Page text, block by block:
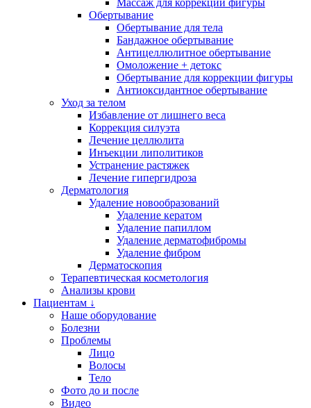
Массаж для коррекции фигуры
Обертывание
Обертывание для тела
Бандажное обертывание
Антицеллюлитное обертывание
Омоложение + детокс
Обертывание для коррекции фигуры
Антиоксидантное обертывание
Уход за телом
Избавление от лишнего веса
Коррекция силуэта
Лечение целлюлита
Инъекции липолитиков
Устранение растяжек
Лечение гипергидроза
Дерматология
Удаление новообразований
Удаление кератом
Удаление папиллом
Удаление дерматофибромы
Удаление фибром
Дерматоскопия
Терапевтическая косметология
Анализы крови
Пациентам ↓
Наше оборудование
Болезни
Проблемы
Лицо
Волосы
Тело
Фото до и после
Видео